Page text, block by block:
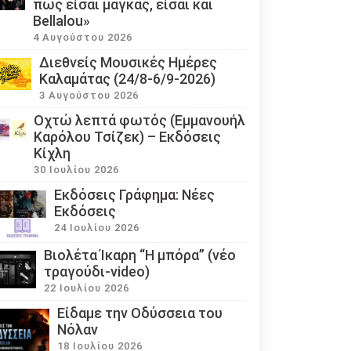
πως είσαι μάγκας, είσαι και
Bellalou»
4 Αυγούστου 2026
Διεθνείς Μουσικές Ημέρες
Καλαμάτας (24/8-6/9-2026)
3 Αυγούστου 2026
Οχτώ λεπτά φωτός (Εμμανουήλ
Καρόλου Τσίζεκ) – Εκδόσεις
Κίχλη
30 Ιουλίου 2026
Εκδόσεις Γράφημα: Νέες
Εκδόσεις
24 Ιουλίου 2026
Βιολέτα Ίκαρη “Η μπόρα” (νέο
τραγούδι-video)
22 Ιουλίου 2026
Eίδαμε την Οδύσσεια του
Νόλαν
18 Ιουλίου 2026